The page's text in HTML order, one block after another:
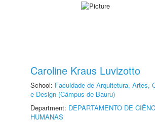
Caroline Kraus Luvizotto
School: Faculdade de Arquitetura, Artes,
e Design (Câmpus de Bauru)
Department: DEPARTAMENTO DE
HUMANAS